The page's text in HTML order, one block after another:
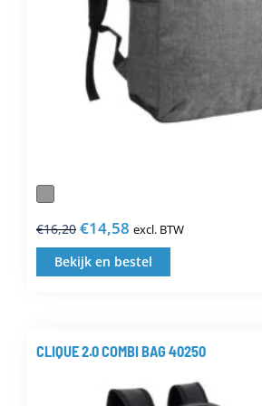
productpagina
€16,20 Oorspronkelijke
prijs
was:
€14,58 Huidige
prijs
is:
excl. BTW
Bekijk en bestel
Dit
meerdere
variaties.
CLIQUE 2.0 COMBI BAG 40250